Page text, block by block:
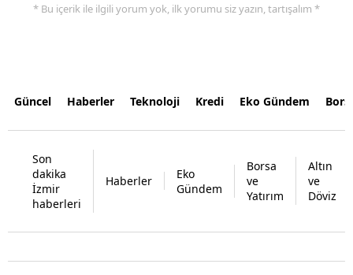
* Bu içerik ile ilgili yorum yok, ilk yorumu siz yazın, tartışalım *
Güncel Haberler Teknoloji Kredi Eko Gündem
Son
dakika
İzmir
haberleri
Haberler
Eko
Gündem
Borsa
ve
Yatırım
Altın
ve
Döviz